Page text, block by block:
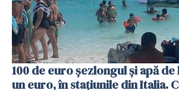
100 de euro șezlongul și apă
un euro, în stațiunile din Italia.